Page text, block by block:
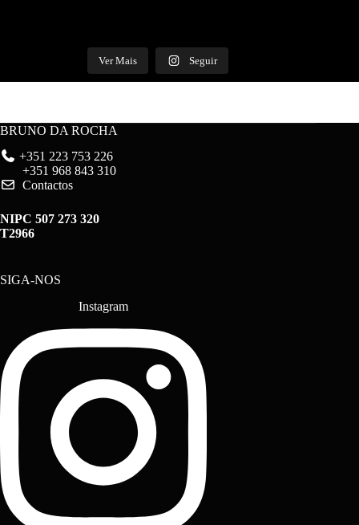
Ver Mais Seguir
BRUNO DA ROCHA
+351 223 753 226
+351 968 843 310
Contactos
NIPC 507 273 320
T2966
SIGA-NOS
Instagram